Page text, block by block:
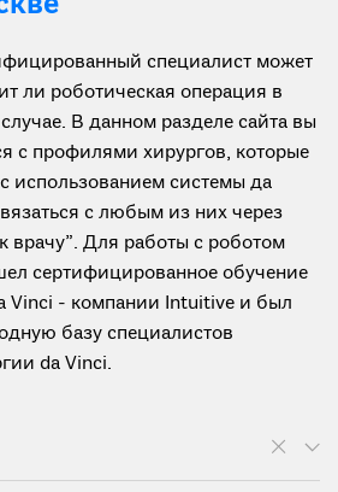
специалист может
ли роботическая операция в
В данном разделе сайта вы
с профилями хирургов, которые
использованием системы да
с любым из них через
Для работы с роботом
сертифицированное обучение
Vinci - компании Intuitive и был
базу специалистов
da Vinci.